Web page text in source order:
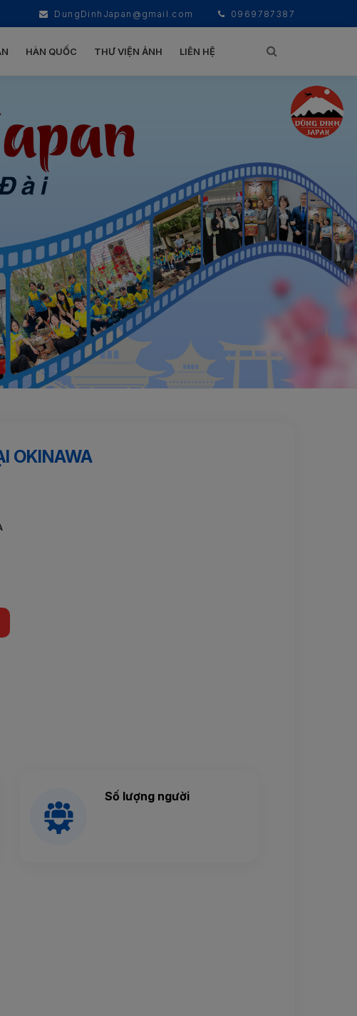
DungDinhJapan@gmail.com 0969787387
HÀN QUỐC THƯ VIỆN ẢNH LIÊN HỆ
OKINAWA
Số lượng người